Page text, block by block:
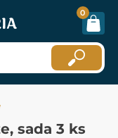
0
sada 3 ks